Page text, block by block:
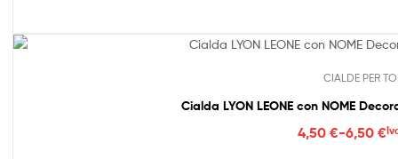
CIALDE PER
Cialda LYON LEONE con NOME
4,50 €-6,50 €